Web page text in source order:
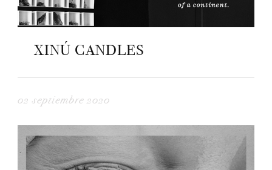
XINÚ CANDLES
02 septiembre 2020